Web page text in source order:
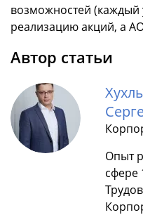
возможностей (каждый
реализацию акций, а
Автор статьи
Опыт
сфере